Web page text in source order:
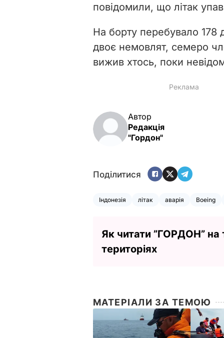
повідомили, що літак
На борту перебувало 178
двоє немовлят, семеро
вижив хтось, поки
Автор
Редакція
"Гордон"
Поділитися
Індонезія літак аварія Boeing
Як читати ”ГОРДОН” на
територіях
МАТЕРІАЛИ ЗА ТЕМОЮ